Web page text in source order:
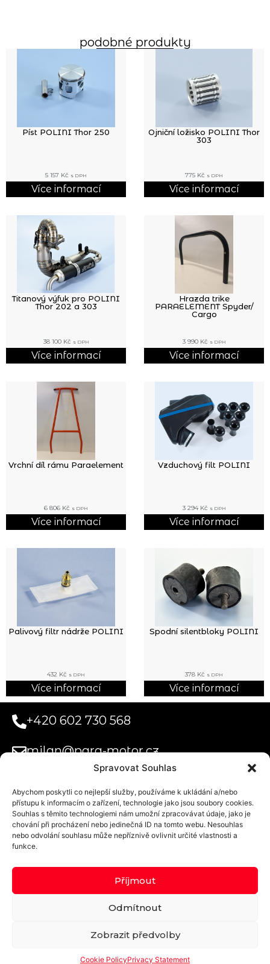
Spravovat Souhlas
Abychom poskytli co nejlepší služby, používáme k ukládání a/nebo
přístupu k informacím o zařízení, technologie jako jsou soubory cookies.
Souhlas s těmito technologiemi nám umožní zpracovávat údaje, jako je
chování při procházení nebo jedinečná ID na tomto webu. Nesouhlas
nebo odvolání souhlasu může nepříznivě ovlivnit určité vlastnosti a
funkce.
Příjmout
Odmítnout
Zobrazit předvolby
Cookie PolicyPrivacy Statement
podobné produkty
Píst POLINI Thor 250
5 157 Kč s DPH
Více informací
Ojniční ložisko POLINI Thor
303
775 Kč s DPH
Více informací
Titanový výfuk pro POLINI
Thor 202 a 303
38 100 Kč s DPH
Více informací
Hrazda trike
PARAELEMENT Spyder/
Cargo
3 990 Kč s DPH
Více informací
Vrchní díl rámu Paraelement
6 806 Kč s DPH
Více informací
Vzduchový filt POLINI
3 294 Kč s DPH
Více informací
Palivový filtr nádrže POLINI
432 Kč s DPH
Více informací
Spodní silentbloky POLINI
378 Kč s DPH
Více informací
+420 602 730 568
milan@para-motor.cz
Paramotor
Systems s.r.o.
Kurzova
2222/16
Domovské